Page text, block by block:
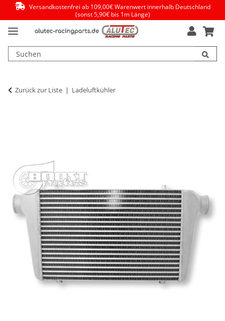
Versandkostenfrei ab 109,00€ Warenwert innerhalb Deutschland
(sonst 5,90€ bis 1m Länge)
Zurück zur Liste Ladeluftkühler